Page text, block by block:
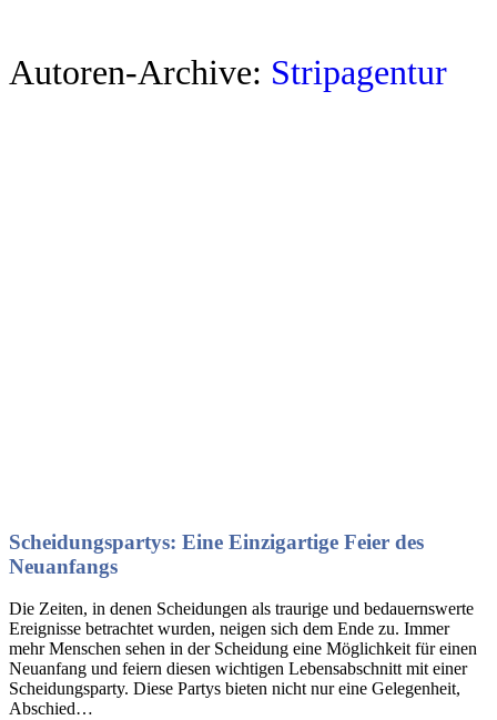
Autoren-Archive: Stripagentur
Scheidungspartys: Eine Einzigartige Feier des
Neuanfangs
Die Zeiten, in denen Scheidungen als traurige und bedauernswerte
Ereignisse betrachtet wurden, neigen sich dem Ende zu. Immer
mehr Menschen sehen in der Scheidung eine Möglichkeit für einen
Neuanfang und feiern diesen wichtigen Lebensabschnitt mit einer
Scheidungsparty. Diese Partys bieten nicht nur eine Gelegenheit,
Abschied…